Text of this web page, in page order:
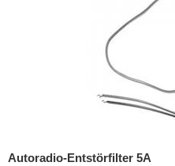
Autoradio-Entstörfilter 5A